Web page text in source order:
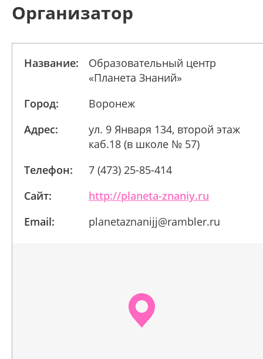
Организатор
Название:
Образовательный центр
«Планета Знаний»
Город:
Воронеж
Адрес:
ул. 9 Января 134, второй этаж
каб.18 (в школе № 57)
Телефон:
7 (473) 25-85-414
Сайт:
http://planeta-znaniy.ru
Email:
planetaznanijj@rambler.ru